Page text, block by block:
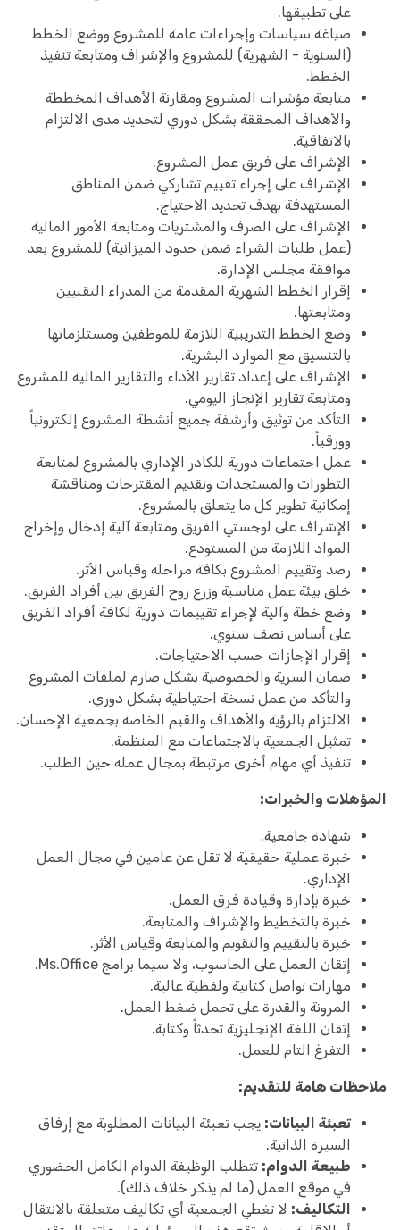
على تطبيقها.
صياغة سياسات وإجراءات عامة للمشروع ووضع الخطط
(السنوية - الشهرية) للمشروع والإشراف ومتابعة تنفيذ
الخطط.
متابعة مؤشرات المشروع ومقارنة الأهداف المخططة
والأهداف المحققة بشكل دوري لتحديد مدى الالتزام
بالاتفاقية.
الإشراف على فريق عمل المشروع.
الإشراف على إجراء تقييم تشاركي ضمن المناطق
المستهدفة بهدف تحديد الاحتياج.
الإشراف على الصرف والمشتريات ومتابعة الأمور المالية
(عمل طلبات الشراء ضمن حدود الميزانية) للمشروع بعد
موافقة مجلس الإدارة.
إقرار الخطط الشهرية المقدمة من المدراء التقنيين
ومتابعتها.
وضع الخطط التدريبية اللازمة للموظفين ومستلزماتها
بالتنسيق مع الموارد البشرية.
الإشراف على إعداد تقارير الأداء والتقارير المالية للمشروع
ومتابعة تقارير الإنجاز اليومي.
التأكد من توثيق وأرشفة جميع أنشطة المشروع إلكترونياً
وورقياً.
عمل اجتماعات دورية للكادر الإداري بالمشروع لمتابعة
التطورات والمستجدات وتقديم المقترحات ومناقشة
إمكانية تطوير كل ما يتعلق بالمشروع.
الإشراف على لوجستي الفريق ومتابعة آلية إدخال وإخراج
المواد اللازمة من المستودع.
رصد وتقييم المشروع بكافة مراحله وقياس الأثر.
خلق بيئة عمل مناسبة وزرع روح الفريق بين أفراد الفريق.
وضع خطة وآلية لإجراء تقييمات دورية لكافة أفراد الفريق
على أساس نصف سنوي.
إقرار الإجازات حسب الاحتياجات.
ضمان السرية والخصوصية بشكل صارم لملفات المشروع
والتأكد من عمل نسخة احتياطية بشكل دوري.
الالتزام بالرؤية والأهداف والقيم الخاصة بجمعية الإحسان.
تمثيل الجمعية بالاجتماعات مع المنظمة.
تنفيذ أي مهام أخرى مرتبطة بمجال عمله حين الطلب.
المؤهلات والخبرات:
شهادة جامعية.
خبرة عملية حقيقية لا تقل عن عامين في مجال العمل
الإداري.
خبرة بإدارة وقيادة فرق العمل.
خبرة بالتخطيط والإشراف والمتابعة.
خبرة بالتقييم والتقويم والمتابعة وقياس الأثر.
إتقان العمل على الحاسوب، ولا سيما برامج Ms.Office.
مهارات تواصل كتابية ولفظية عالية.
المرونة والقدرة على تحمل ضغط العمل.
إتقان اللغة الإنجليزية تحدثاً وكتابة.
التفرغ التام للعمل.
ملاحظات هامة للتقديم:
تعبئة البيانات: يجب تعبئة البيانات المطلوبة مع إرفاق
السيرة الذاتية.
طبيعة الدوام: تتطلب الوظيفة الدوام الكامل الحضوري
في موقع العمل (ما لم يذكر خلاف ذلك).
التكاليف: لا تغطي الجمعية أي تكاليف متعلقة بالانتقال